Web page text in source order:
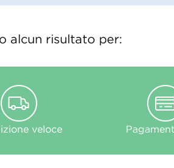
alcun risultato per:
veloce